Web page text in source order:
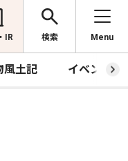
IR 検索 Menu
風土記 イベント